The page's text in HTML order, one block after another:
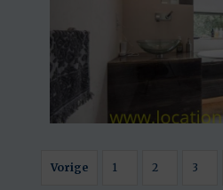
Vorige 1 2 3